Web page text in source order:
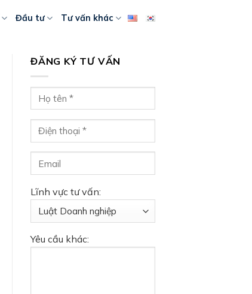
Đầu tư Tư vấn khác
ĐĂNG KÝ TƯ VẤN
Lĩnh vực tư vấn:
Yêu cầu khác: